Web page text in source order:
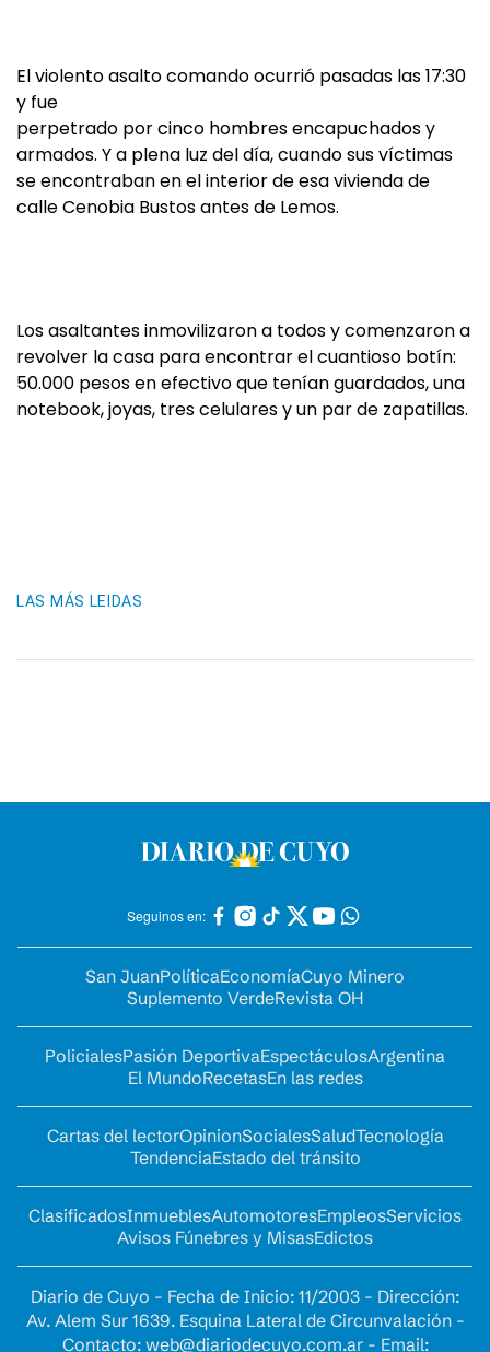
El violento asalto comando ocurrió pasadas las 17:30
y fue
perpetrado por cinco hombres encapuchados y
armados. Y a plena luz del día, cuando sus víctimas
se encontraban en el interior de esa vivienda de
calle Cenobia Bustos antes de Lemos.
Los asaltantes inmovilizaron a todos y comenzaron a
revolver la casa para encontrar el cuantioso botín:
50.000 pesos en efectivo que tenían guardados, una
notebook, joyas, tres celulares y un par de zapatillas.
LAS MÁS LEIDAS
Seguinos en:
San JuanPolíticaEconomíaCuyo Minero
Suplemento VerdeRevista OH
PolicialesPasión DeportivaEspectáculosArgentina
El MundoRecetasEn las redes
Cartas del lectorOpinionSocialesSaludTecnología
TendenciaEstado del tránsito
ClasificadosInmueblesAutomotoresEmpleosServicios
Avisos Fúnebres y MisasEdictos
Diario de Cuyo - Fecha de Inicio: 11/2003 - Dirección:
Av. Alem Sur 1639. Esquina Lateral de Circunvalación -
Contacto: web@diariodecuyo.com.ar- Email: